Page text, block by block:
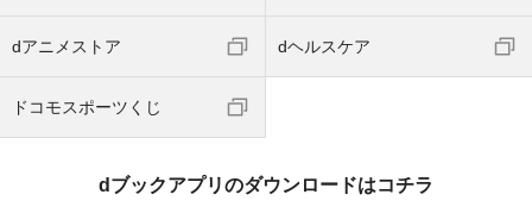
dアニメストア dヘルスケア
ドコモスポーツくじ
dブックアプリのダウンロードはコチラ